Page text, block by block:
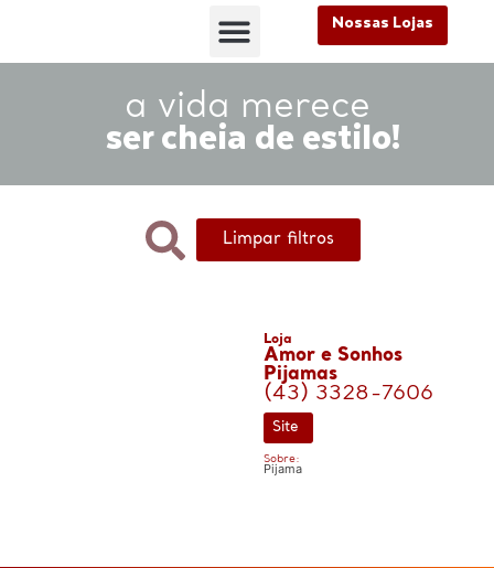
Nossas Lojas
Nossas Lojas
a vida merece
ser cheia de estilo!
Limpar filtros
Loja
Amor e Sonhos
Pijamas
(43) 3328-7606
Site
Sobre:
Pijama